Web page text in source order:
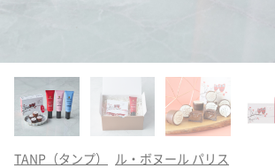
TANP（タンプ）
ル・ボヌール パリス